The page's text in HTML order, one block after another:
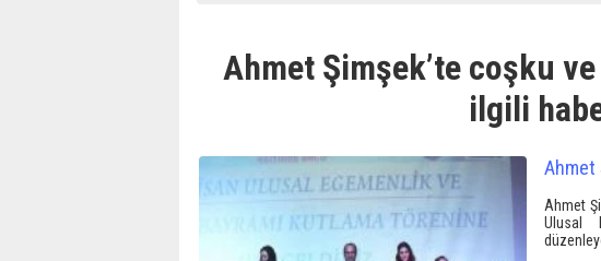
Ahmet Şimşek’te coşku
ilgili
Ahmet
Ahmet
Ulusal